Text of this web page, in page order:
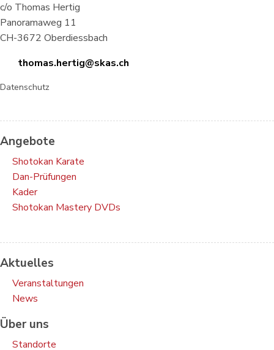
c/o Thomas Hertig
Panoramaweg 11
CH-3672 Oberdiessbach
thomas.hertig@skas.ch
Datenschutz
Angebote
Shotokan Karate
Dan-Prüfungen
Kader
Shotokan Mastery DVDs
Aktuelles
Veranstaltungen
News
Über uns
Standorte